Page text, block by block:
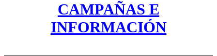
CAMPAÑAS E
INFORMACIÓN